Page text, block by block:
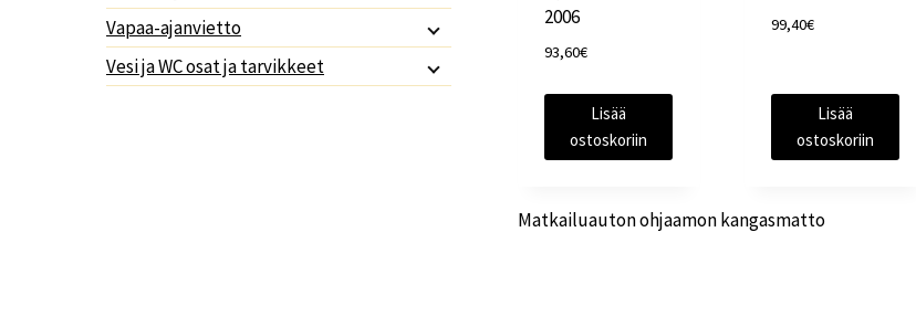
2006
93,60€
Lisää
ostoskoriin
99,40€
Lisää
ostoskoriin
Matkailuauton ohjaamon kangasmatto
Vapaa-ajanvietto
Vesi ja WC osat ja tarvikkeet